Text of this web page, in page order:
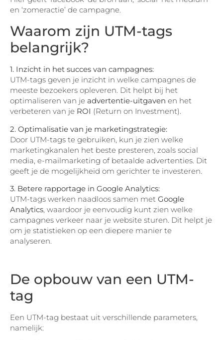
en ‘zomeractie’ de campagne.
Waarom zijn UTM-tags
belangrijk?
1. Inzicht in het succes van campagnes:
UTM-tags geven je inzicht in welke campagnes de
meeste bezoekers opleveren. Dit helpt bij het
optimaliseren van je advertentie-uitgaven en het
verbeteren van je ROI (Return on Investment).
2. Optimalisatie van je marketingstrategie:
Door UTM-tags te gebruiken, kun je zien welke
marketingkanalen het beste presteren, zoals social
media, e-mailmarketing of betaalde advertenties. Dit
geeft je de mogelijkheid om gerichter te investeren.
3. Betere rapportage in Google Analytics:
UTM-tags werken naadloos samen met Google
Analytics, waardoor je eenvoudig kunt zien welke
campagnes verkeer naar je website sturen. Dit helpt je
om je statistieken op een diepere manier te
analyseren.
De opbouw van een UTM-
tag
Een UTM-tag bestaat uit verschillende parameters,
namelijk: